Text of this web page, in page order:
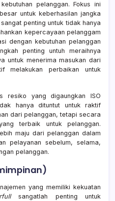
pelanggan. Fokus ini
untuk keberhasilan jangka
penting untuk tidak hanya
kepercayaan pelanggam
dengan kebutuhan pelanggan
penting untuh meraihnya
untuk menerima masukan dari
melakukan perbaikan untuk
resiko yang digaungkan ISO
hanya dituntut untuk raktif
dari pelanggan, tetapi secara
terbaik untuk pelanggan.
maju dari pelanggan dalam
pelayanan sebelum, selama,
pelanggan.
yang memiliki kekuatan
sangatlah penting untuk